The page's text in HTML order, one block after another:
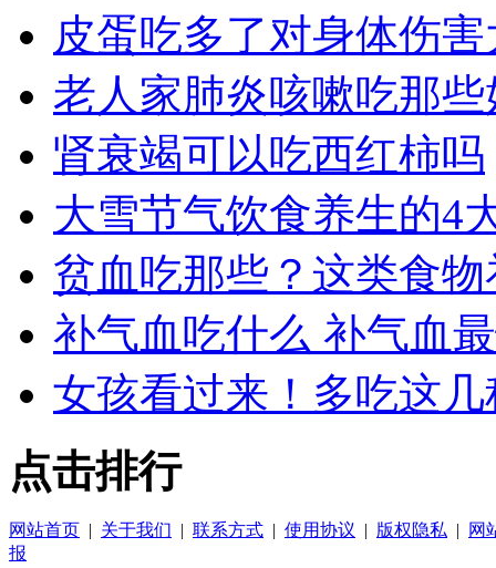
皮蛋吃多了对身体伤
老人家肺炎咳嗽吃那些
肾衰竭可以吃西红柿吗
大雪节气饮食养生的4
贫血吃那些？这类食
补气血吃什么 补气血
女孩看过来！多吃这
点击排行
网站首页 | 关于我们 | 联系方式 | 使用协议 | 版权隐私 |
网
报